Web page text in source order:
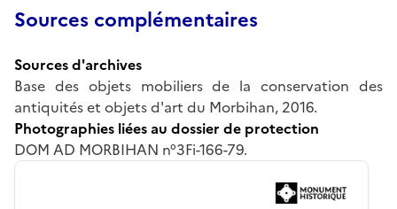
Sources complémentaires
Sources d'archives
Base des objets mobiliers de la conservation des
antiquités et objets d'art du Morbihan, 2016.
Photographies liées au dossier de protection
DOM AD MORBIHAN n°3Fi-166-79.